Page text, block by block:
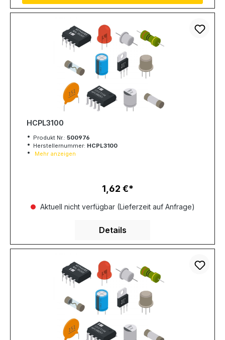
HCPL3100
Produkt Nr.: 500976
Herstellernummer: HCPL3100
Mehr anzeigen
Regulärer Preis:
1,62 €
Aktuell nicht verfügbar (Lieferzeit auf Anfrage)
Details